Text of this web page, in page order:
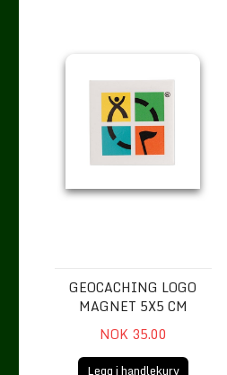
GEOCACHING LOGO
MAGNET 5X5 CM
NOK 35.00
Legg i handlekurv